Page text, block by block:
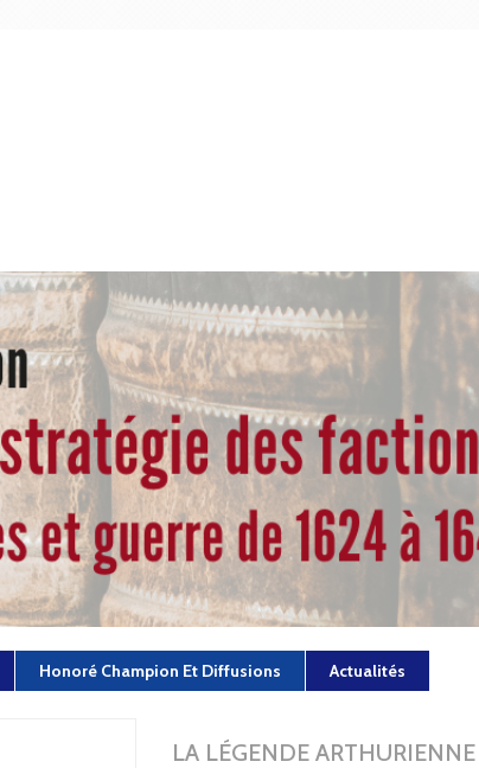
Honoré Champion Et Diffusions Actualités
LA LÉGENDE ARTHURIENNE